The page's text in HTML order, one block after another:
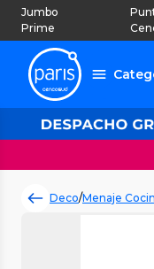
Jumbo
Prime
Deco/Menaje